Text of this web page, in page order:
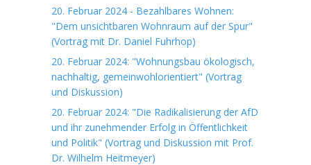
20. Februar 2024 - Bezahlbares Wohnen:
"Dem unsichtbaren Wohnraum auf der Spur"
(Vortrag mit Dr. Daniel Fuhrhop)
20. Februar 2024: "Wohnungsbau ökologisch,
nachhaltig, gemeinwohlorientiert" (Vortrag
und Diskussion)
20. Februar 2024: "Die Radikalisierung der AfD
und ihr zunehmender Erfolg in Öffentlichkeit
und Politik" (Vortrag und Diskussion mit Prof.
Dr. Wilhelm Heitmeyer)